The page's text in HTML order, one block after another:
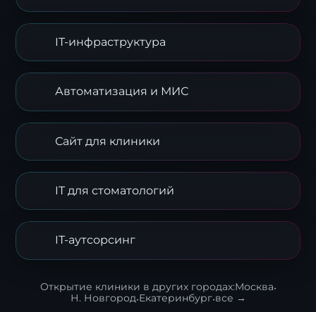
IT-инфраструктура
Автоматизация и МИС
Сайт для клиники
IT для стоматологий
IT-аутсорсинг
Открытие клиники в других городах:Москва·
Н. Новгород·Екатеринбург·все →
Я согласен сполитикой обработки
Отправить заявку